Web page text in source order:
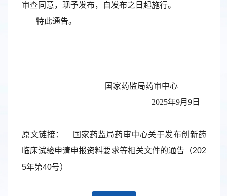
审查同意，现予发布，自发布之日起施行。
特此通告。
国家药监局药审中心
2025年9月9日
原文链接：
国家药监局药审中心关于发布创新药
临床试验申请申报资料要求等相关文件的通告（202
5年第40号）